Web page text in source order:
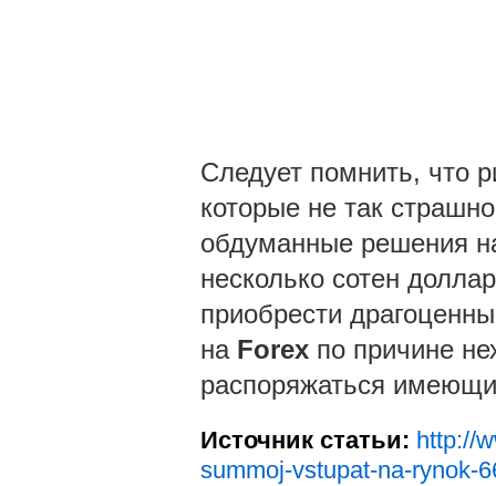
Следует помнить, что
которые не так
обдуманные решения
несколько сотен
приобрести
на Forexпо причине
распоряжаться
Источник статьи: http://
summoj-vstupat-na-rynok-